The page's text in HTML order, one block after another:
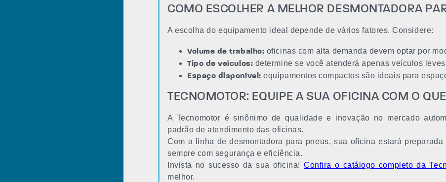
COMO ESCOLHER A MELHOR DESMONTADORA
A escolha do equipamento ideal depende de vários fatores. Considere:
Volume de trabalho: oficinas com alta demanda devem optar por
Tipo de veículos: determine se você atenderá apenas veículos
Espaço disponível: equipamentos compactos são ideais para
TECNOMOTOR: EQUIPE A SUA OFICINA COM O
A Tecnomotor é sinônimo de qualidade e inovação no mercado
padrão de atendimento das oficinas.
Com a linha de desmontadora para pneus, sua oficina estará
sempre com segurança e eficiência.
Invista no sucesso da sua oficina!Confira o catálogo completo da
melhor.